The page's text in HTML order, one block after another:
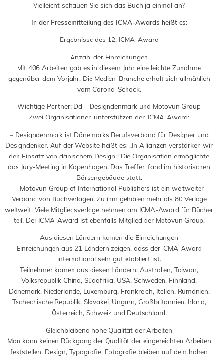
Vielleicht schauen Sie sich das Buch ja einmal an?
In der Pressemitteilung des ICMA-Awards heißt es:
Ergebnisse des 12. ICMA-Award
Anzahl der Einreichungen
Mit 406 Arbeiten gab es in diesem Jahr eine leichte Zunahme
gegenüber dem Vorjahr. Die Medien-Branche erholt sich allmählich
vom Corona-Schock.
Wichtige Partner: Dd – Designdenmark und Motovun Group
Zwei Organisationen unterstützen den ICMA-Award:
– Designdenmark ist Dänemarks Berufsverband für Designer und
Designdenker. Auf der Website heißt es: „In Allianzen verstärken wir
den Einsatz von dänischem Design.“ Die Organisation ermöglichte
das Jury-Meeting in Kopenhagen. Das Treffen fand im historischen
Börsengebäude statt.
– Motovun Group of International Publishers ist ein weltweiter
Verband von Buchverlagen. Zu ihm gehören mehr als 80 Verlage
weltweit. Viele Mitgliedsverlage nehmen am ICMA-Award für Bücher
teil. Der ICMA-Award ist ebenfalls Mitglied der Motovun Group.
Aus diesen Ländern kamen die Einreichungen
Einreichungen aus 21 Ländern zeigen, dass der ICMA-Award
international sehr gut etabliert ist.
Teilnehmer kamen aus diesen Ländern: Australien, Taiwan,
Volksrepublik China, Südafrika, USA, Schweden, Finnland,
Dänemark, Niederlande, Luxemburg, Frankreich, Italien, Rumänien,
Tschechische Republik, Slovakei, Ungarn, Großbritannien, Irland,
Österreich, Schweiz und Deutschland.
Gleichbleibend hohe Qualität der Arbeiten
Man kann keinen Rückgang der Qualität der eingereichten Arbeiten
feststellen. Design, Typografie, Fotografie bleiben auf dem hohen